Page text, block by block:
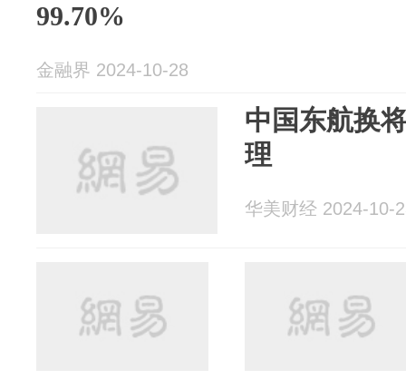
99.70%
金融界 2024-10-28
中国东航换
理
华美财经 2024-10-